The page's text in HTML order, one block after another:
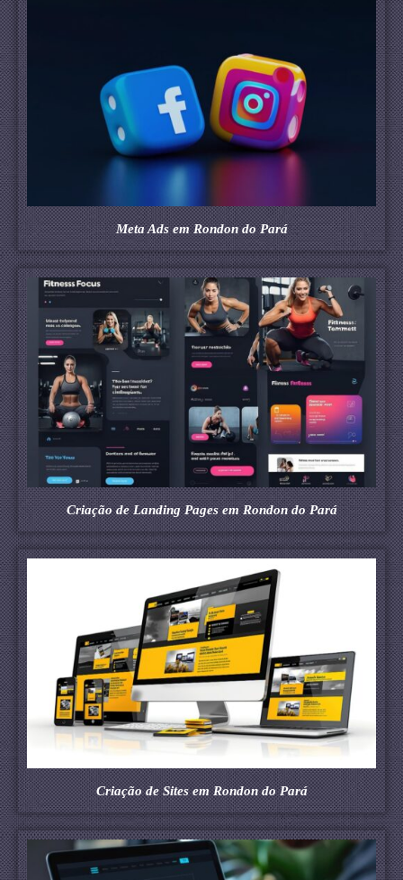
Meta Ads em Rondon do Pará
Criação de Landing Pages em Rondon do Pará
Criação de Sites em Rondon do Pará